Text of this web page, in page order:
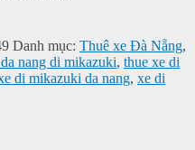
Danh mục: Thuê xe Đà Nẵng,
nang di mikazuki, thue xe di
di mikazuki da nang, xe di